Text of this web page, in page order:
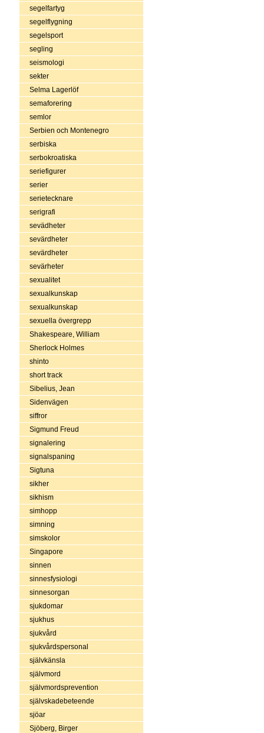
segelfartyg
segelflygning
segelsport
segling
seismologi
sekter
Selma Lagerlöf
semaforering
semlor
Serbien och Montenegro
serbiska
serbokroatiska
seriefigurer
serier
serietecknare
serigrafi
sevädheter
sevärdheter
sevärdheter
sevärheter
sexualitet
sexualkunskap
sexualkunskap
sexuella övergrepp
Shakespeare, William
Sherlock Holmes
shinto
short track
Sibelius, Jean
Sidenvägen
siffror
Sigmund Freud
signalering
signalspaning
Sigtuna
sikher
sikhism
simhopp
simning
simskolor
Singapore
sinnen
sinnesfysiologi
sinnesorgan
sjukdomar
sjukhus
sjukvård
sjukvårdspersonal
självkänsla
självmord
självmordsprevention
självskadebeteende
sjöar
Sjöberg, Birger